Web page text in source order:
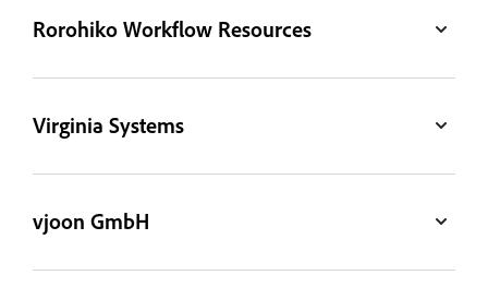
Rorohiko Workflow Resources
Virginia Systems
vjoon GmbH